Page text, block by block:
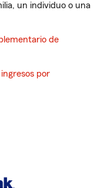
un individuo o una
de
por